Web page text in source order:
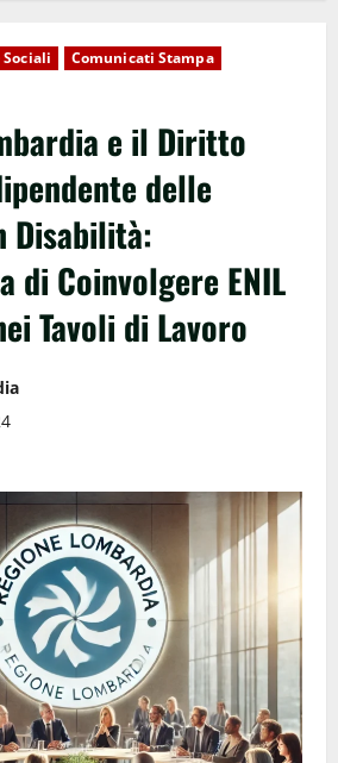
Comunicati Stampa
e il Diritto
delle
Disabilità:
di Coinvolgere ENIL
Tavoli di Lavoro